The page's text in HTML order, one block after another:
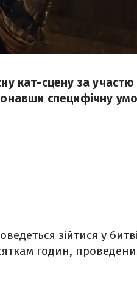
кат-сцену за
специфічну
зійтися у
годин,